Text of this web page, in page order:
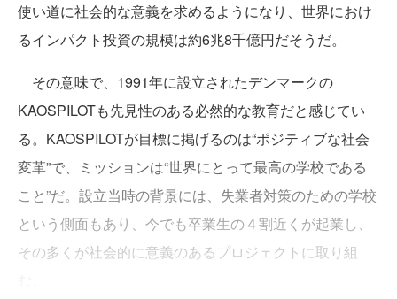
使い道に社会的な意義を求めるようになり、世界におけ
るインパクト投資の規模は約6兆8千億円だそうだ。
その意味で、1991年に設立されたデンマークの
KAOSPILOTも先見性のある必然的な教育だと感じてい
る。KAOSPILOTが目標に掲げるのは“ポジティブな社会
変革”で、ミッションは“世界にとって最高の学校である
こと”だ。設立当時の背景には、失業者対策のための学校
という側面もあり、今でも卒業生の４割近くが起業し、
その多くが社会的に意義のあるプロジェクトに取り組